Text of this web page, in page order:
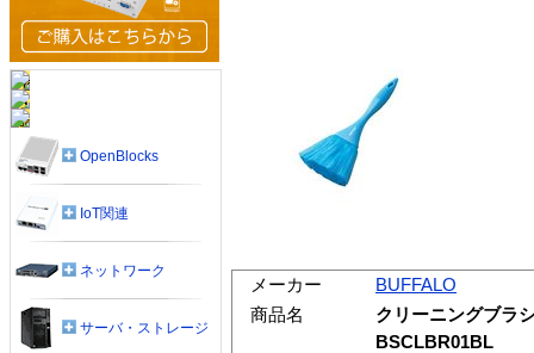
メーカー
BUFFALO
商品名
クリーニングブラ
BSCLBR01BL
OpenBlocks
IoT関連
ネットワーク
サーバ・ストレージ